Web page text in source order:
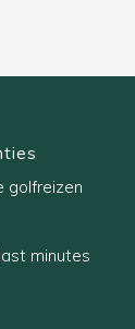
golfreizen
minutes